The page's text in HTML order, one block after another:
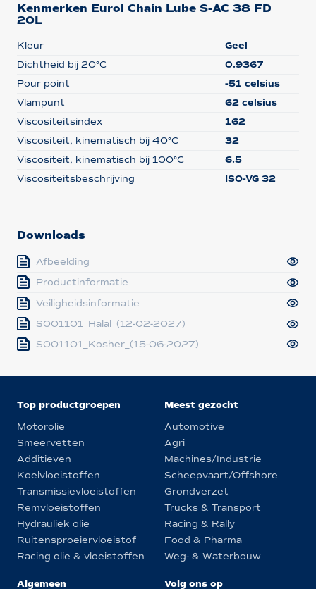
Kenmerken Eurol Chain Lube S-AC 38 FD
20L
Kleur
Geel
Dichtheid bij 20°C
0.9367
Pour point
-51 celsius
Vlampunt
62 celsius
Viscositeitsindex
162
Viscositeit, kinematisch bij 40°C
32
Viscositeit, kinematisch bij 100°C
6.5
Viscositeitsbeschrijving
ISO-VG 32
Downloads
Afbeelding
Productinformatie
Veiligheidsinformatie
S001101_Halal_(12-02-2027)
S001101_Kosher_(15-06-2027)
Top productgroepen
Motorolie
Smeervetten
Additieven
Koelvloeistoffen
Transmissievloeistoffen
Remvloeistoffen
Hydrauliek olie
Ruitensproeiervloeistof
Racing olie & vloeistoffen
Meest gezocht
Automotive
Agri
Machines/Industrie
Scheepvaart/Offshore
Grondverzet
Trucks & Transport
Racing & Rally
Food & Pharma
Weg- & Waterbouw
Algemeen Volg ons op